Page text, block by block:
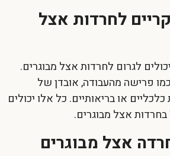
לחרדות אצל
לגרום לחרדות אצל מבוגרים.
פרישה מהעבודה, אובדן של
או בריאותיים. כל אלו יכולים
בחרדות אצל מבוגרים.
אצל מבוגרים